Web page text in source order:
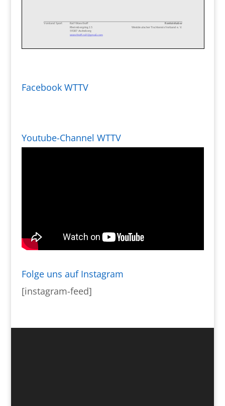
Facebook WTTV
Youtube-Channel WTTV
Folge uns auf Instagram
[instagram-feed]